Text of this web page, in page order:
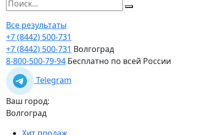
Все результаты
+7 (8442) 500-731
+7 (8442) 500-731 Волгоград
8-800-500-79-94 Бесплатно по всей России
Telegram
Ваш город:
Волгоград